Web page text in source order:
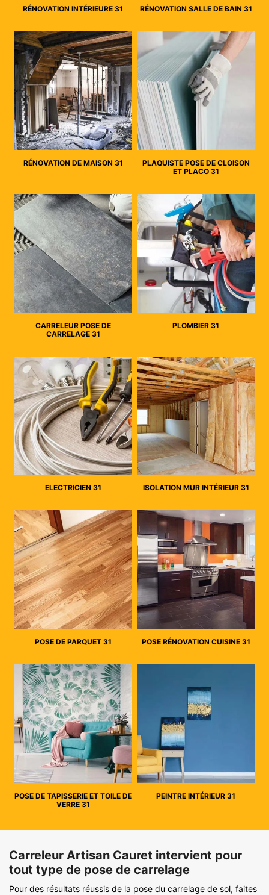
RÉNOVATION INTÉRIEURE 31 RÉNOVATION SALLE DE BAIN 31
RÉNOVATION DE MAISON 31
PLAQUISTE POSE DE CLOISON
ET PLACO 31
CARRELEUR POSE DE
CARRELAGE 31
PLOMBIER 31
ELECTRICIEN 31 ISOLATION MUR INTÉRIEUR 31
POSE DE PARQUET 31 POSE RÉNOVATION CUISINE 31
POSE DE TAPISSERIE ET TOILE DE
VERRE 31
PEINTRE INTÉRIEUR 31
Carreleur Artisan Cauret intervient pour
tout type de pose de carrelage
Pour des résultats réussis de la pose du carrelage de sol, faites